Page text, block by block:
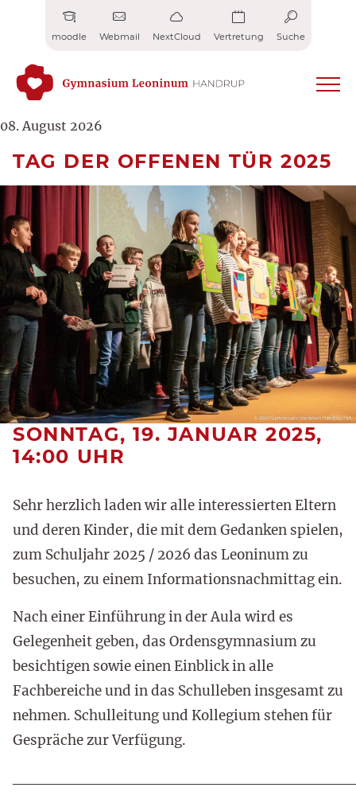
moodle Webmail NextCloud Vertretung Suche
08. August 2026
TAG DER OFFENEN TÜR 2025
SONNTAG, 19. JANUAR 2025,
14:00 UHR
Sehr herzlich laden wir alle interessierten Eltern
und deren Kinder, die mit dem Gedanken spielen,
zum Schuljahr 2025 / 2026 das Leoninum zu
besuchen, zu einem Informationsnachmittag ein.
Nach einer Einführung in der Aula wird es
Gelegenheit geben, das Ordensgymnasium zu
besichtigen sowie einen Einblick in alle
Fachbereiche und in das Schulleben insgesamt zu
nehmen. Schulleitung und Kollegium stehen für
Gespräche zur Verfügung.